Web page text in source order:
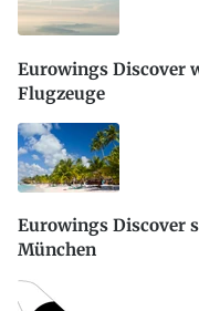
Eurowings Discover
Flugzeuge
Eurowings Discover
München